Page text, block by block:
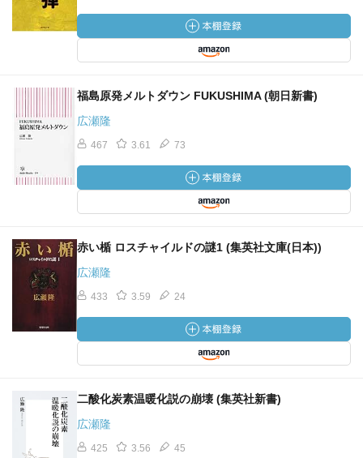
福島原発メルトダウン FUKUSHIMA (朝日新書)
広瀬隆
467 3.61 73
赤い楯 ロスチャイルドの謎1 (集英社文庫(日本))
広瀬隆
433 3.59 24
二酸化炭素温暖化説の崩壊 (集英社新書)
広瀬隆
425 3.56 45